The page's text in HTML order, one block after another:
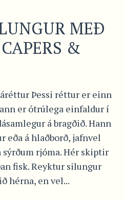
MEÐ
&
Þessi réttur er einn
er ótrúlega einfaldur í
á bragðið. Hann
eða á hlaðborð, jafnvel
sýrðum rjóma. Hér skiptir
fisk. Reyktur silungur
hérna, en vel...